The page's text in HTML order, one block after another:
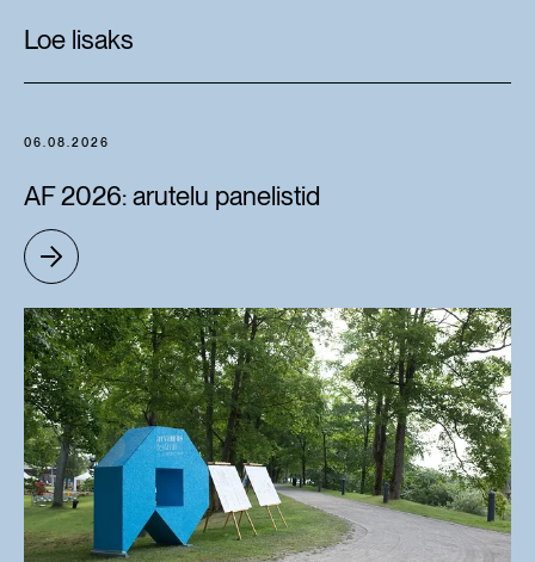
Loe lisaks
06.08.2026
AF 2026: arutelu panelistid